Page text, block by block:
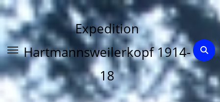
Zum
Inhalt
springen
Expedition
Hartmannsweilerkopf 1914-
18